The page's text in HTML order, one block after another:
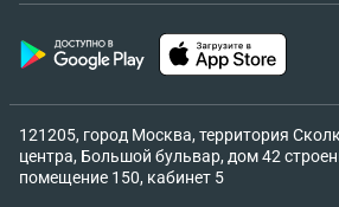
121205, город Москва, территория
центра, Большой бульвар, дом 42
помещение 150, кабинет 5